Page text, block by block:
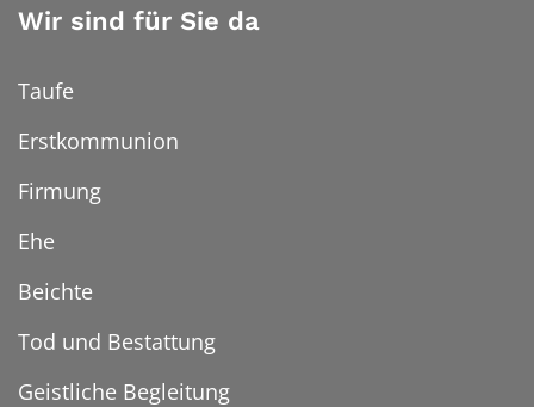
Wir sind für Sie da
Taufe
Erstkommunion
Firmung
Ehe
Beichte
Tod und Bestattung
Geistliche Begleitung